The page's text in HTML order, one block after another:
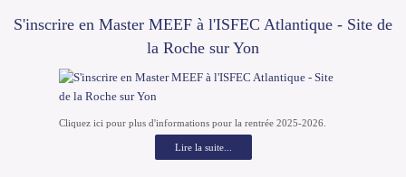
S'inscrire en Master MEEF à l'ISFEC Atlantique - Site de
la Roche sur Yon
Cliquez ici pour plus d'informations pour la rentrée 2025-2026.
Lire la suite...